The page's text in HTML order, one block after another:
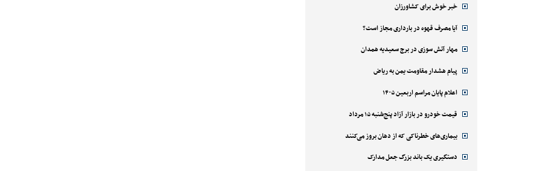
خبر خوش برای کشاورزان
آیا مصرف قهوه در بارداری مجاز است؟
مهار آتش سوزی در برج سعیدیه همدان
پیام هشدار مقاومت یمن به ریاض
اعلام پایان مراسم اربعین ۱۴۰۵
قیمت خودرو در بازار آزاد پنج‌شنبه ۱۵ مرداد
بیماری‌های خطرناکی که از دهان بروز می‌کنند
دستگیری یک باند بزرگ جعل مدارک